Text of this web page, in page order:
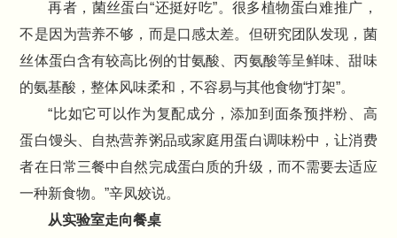
再者，菌丝蛋白“还挺好吃”。很多植物蛋白难推广，
不是因为营养不够，而是口感太差。但研究团队发现，菌
丝体蛋白含有较高比例的甘氨酸、丙氨酸等呈鲜味、甜味
的氨基酸，整体风味柔和，不容易与其他食物“打架”。
“比如它可以作为复配成分，添加到面条预拌粉、高
蛋白馒头、自热营养粥品或家庭用蛋白调味粉中，让消费
者在日常三餐中自然完成蛋白质的升级，而不需要去适应
一种新食物。”辛凤姣说。
从实验室走向餐桌